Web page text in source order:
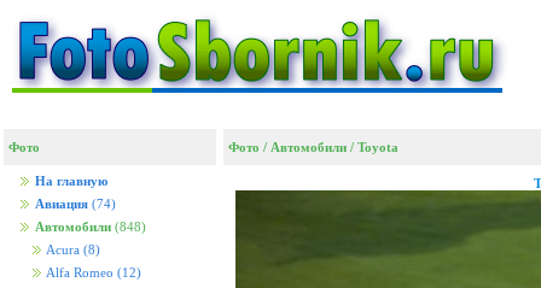
Фото
На главную
Авиация (74)
Автомобили (848)
Acura (8)
Alfa Romeo (12)
Фото / Автомобили / Toyota